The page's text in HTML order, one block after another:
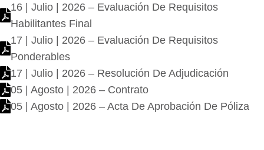
16 | Julio | 2026 – Evaluación De Requisitos
Habilitantes Final
17 | Julio | 2026 – Evaluación De Requisitos
Ponderables
17 | Julio | 2026 – Resolución De Adjudicación
05 | Agosto | 2026 – Contrato
05 | Agosto | 2026 – Acta De Aprobación De Póliza